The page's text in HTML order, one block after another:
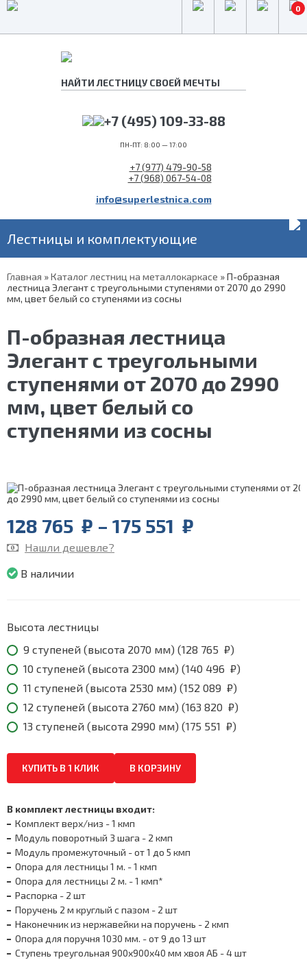
0
+7 (495) 109-33-88
ПН-ПТ: 8:00 — 17:00
+7 (977) 479-90-58
+7 (968) 067-54-08
info@superlestnica.com
Лестницы и комплектующие
Главная »Каталог лестниц на металлокаркасе »П-образная
лестница Элегант с треугольными ступенями от 2070 до 2990
мм, цвет белый со ступенями из сосны
П-образная лестница
Элегант с треугольными
ступенями от 2070 до 2990
мм, цвет белый со
ступенями из сосны
128 765 ₽ – 175 551 ₽
₽
Нашли дешевле?
В наличии
Высота лестницы
9 ступеней (высота 2070 мм) (128 765 ₽)
10 ступеней (высота 2300 мм) (140 496 ₽)
11 ступеней (высота 2530 мм) (152 089 ₽)
12 ступеней (высота 2760 мм) (163 820 ₽)
13 ступеней (высота 2990 мм) (175 551 ₽)
КУПИТЬ В 1 КЛИК В КОРЗИНУ
В комплект лестницы входит:
Комплект верх/низ - 1 кмп
Модуль поворотный 3 шага - 2 кмп
Модуль промежуточный - от 1 до 5 кмп
Опора для лестницы 1 м. - 1 кмп
Опора для лестницы 2 м. - 1 кмп*
Распорка - 2 шт
Поручень 2 м круглый с пазом - 2 шт
Наконечник из нержавейки на поручень - 2 кмп
Опора для поручня 1030 мм. - от 9 до 13 шт
Ступень треугольная 900х900х40 мм хвоя АБ - 4 шт